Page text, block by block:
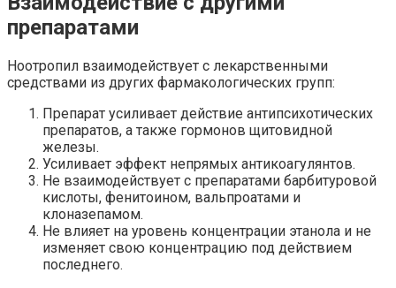
препаратами
Ноотропил взаимодействует с лекарственными
средствами из других фармакологических групп:
Препарат усиливает действие антипсихотических
препаратов, а также гормонов щитовидной
железы.
Усиливает эффект непрямых антикоагулянтов.
Не взаимодействует с препаратами барбитуровой
кислоты, фенитоином, вальпроатами и
клоназепамом.
Не влияет на уровень концентрации этанола и не
изменяет свою концентрацию под действием
последнего.